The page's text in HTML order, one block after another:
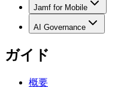
Jamf for Mobile
AI Governance
ガイド
概要